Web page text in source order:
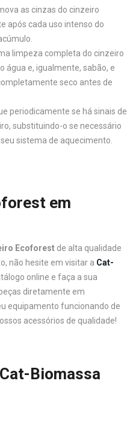
as cinzas do cinzeiro
após cada uso intenso do
limpeza completa do cinzeiro
água e, igualmente, sabão, e
seco antes de
periodicamente se há sinais de
substituindo-o se necessário
sistema de aquecimento.
em
Ecoforest de alta qualidade
não hesite em visitar a Cat-
online e faça a sua
diretamente em
equipamento funcionando de
acessórios de qualidade!
Biomassa